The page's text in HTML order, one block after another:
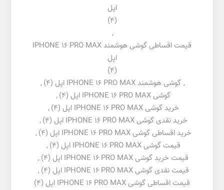
اپل
(4)
,
قیمت اقساطی گوشی هوشمند IPHONE 16 PRO MAX
اپل
(4)
, گوشی هوشمند IPHONE 16 PRO MAX اپل (4)
,
گوشی IPHONE 16 PRO MAX اپل
(4)
,
خرید گوشی IPHONE 16 PRO MAX اپل
(4)
,
خرید نقدی گوشی IPHONE 16 PRO MAX اپل
(4)
,
خرید اقساطی گوشی IPHONE 16 PRO MAX اپل
(4)
,
قیمت گوشی IPHONE 16 PRO MAX اپل
(4)
,
قیمت خرید گوشی IPHONE 16 PRO MAX اپل
(4)
,
قیمت نقدی گوشی IPHONE 16 PRO MAX اپل
(4)
,
قیمت اقساطی گوشی IPHONE 16 PRO MAX اپل
(4)